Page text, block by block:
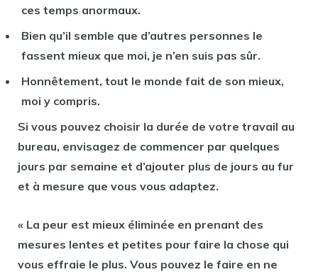
ces temps anormaux.
Bien qu’il semble que d’autres personnes le
fassent mieux que moi, je n’en suis pas sûr.
Honnêtement, tout le monde fait de son mieux,
moi y compris.
Si vous pouvez choisir la durée de votre travail au
bureau, envisagez de commencer par quelques
jours par semaine et d’ajouter plus de jours au fur
et à mesure que vous vous adaptez.
« La peur est mieux éliminée en prenant des
mesures lentes et petites pour faire la chose qui
vous effraie le plus. Vous pouvez le faire en ne